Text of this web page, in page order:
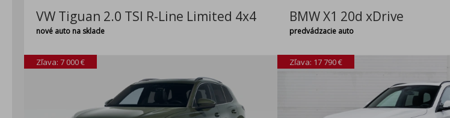
VW Tiguan 2.0 TSI R-Line Limited 4x4
nové auto na sklade
Zľava: 7 000 €
BMW X1 20d xDrive
predvádzacie auto
Zľava: 17 790 €